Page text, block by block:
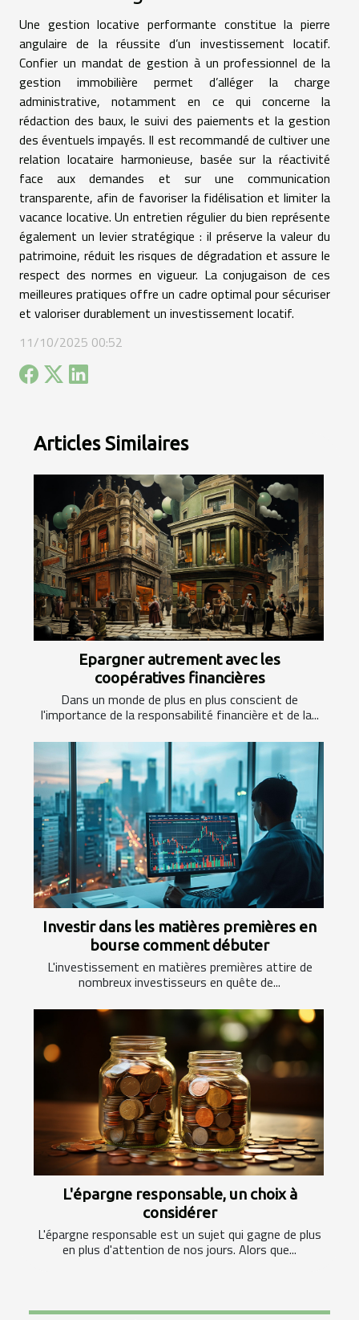
Une gestion locative performante constitue la pierre
angulaire de la réussite d’un investissement locatif.
Confier un mandat de gestion à un professionnel de la
gestion immobilière permet d’alléger la charge
administrative, notamment en ce qui concerne la
rédaction des baux, le suivi des paiements et la gestion
des éventuels impayés. Il est recommandé de cultiver une
relation locataire harmonieuse, basée sur la réactivité
face aux demandes et sur une communication
transparente, afin de favoriser la fidélisation et limiter la
vacance locative. Un entretien régulier du bien représente
également un levier stratégique : il préserve la valeur du
patrimoine, réduit les risques de dégradation et assure le
respect des normes en vigueur. La conjugaison de ces
meilleures pratiques offre un cadre optimal pour sécuriser
et valoriser durablement un investissement locatif.
11/10/2025 00:52
Articles Similaires
Epargner autrement avec les
coopératives financières
Dans un monde de plus en plus conscient de
l'importance de la responsabilité financière et de la...
Investir dans les matières premières en
bourse comment débuter
L'investissement en matières premières attire de
nombreux investisseurs en quête de...
L'épargne responsable, un choix à
considérer
L'épargne responsable est un sujet qui gagne de plus
en plus d'attention de nos jours. Alors que...